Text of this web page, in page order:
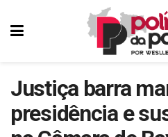
Justiça barra
presidência e